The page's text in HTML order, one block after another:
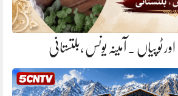
ٹوپیاں . آمینہ یونس ،بلتستانی